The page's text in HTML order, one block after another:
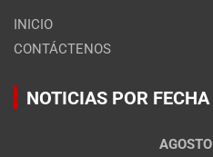
INICIO
CONTÁCTENOS
NOTICIAS POR FECHA